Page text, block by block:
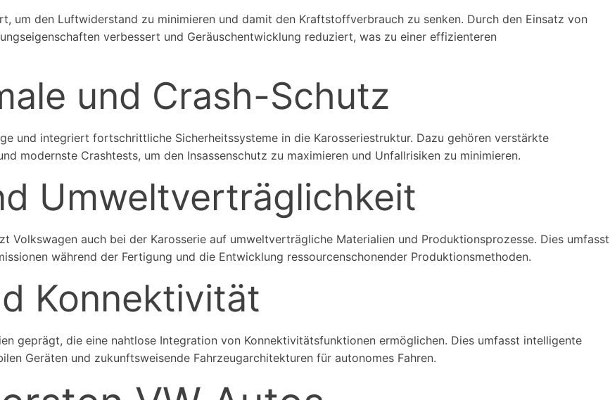
um den Luftwiderstand zu minimieren und damit den Kraftstoffverbrauch zu senken. Durch den Einsatz von
verbessert und Geräuschentwicklung reduziert, was zu einer effizienteren
und Crash-Schutz
und integriert fortschrittliche Sicherheitssysteme in die Karosseriestruktur. Dazu gehören verstärkte
modernste Crashtests, um den Insassenschutz zu maximieren und Unfallrisiken zu minimieren.
Umweltverträglichkeit
Volkswagen auch bei der Karosserie auf umweltverträgliche Materialien und Produktionsprozesse. Dies umfasst
während der Fertigung und die Entwicklung ressourcenschonender Produktionsmethoden.
Konnektivität
geprägt, die eine nahtlose Integration von Konnektivitätsfunktionen ermöglichen. Dies umfasst intelligente
Geräten und zukunftsweisende Fahrzeugarchitekturen für autonomes Fahren.